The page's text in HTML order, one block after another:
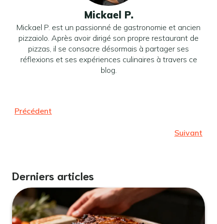
Mickael P.
Mickael P. est un passionné de gastronomie et ancien
pizzaiolo. Après avoir dirigé son propre restaurant de
pizzas, il se consacre désormais à partager ses
réflexions et ses expériences culinaires à travers ce
blog.
Précédent
Suivant
Derniers articles